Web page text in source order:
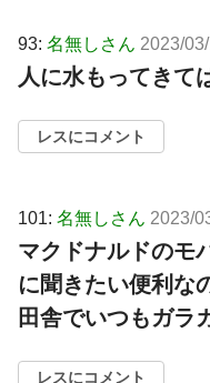
93: 名無しさん 2023/
人に水もってきて
レスにコメント
101: 名無しさん 2023/
マクドナルドのモ
に聞きたい便利な
田舎でいつもガラ
レスにコメント